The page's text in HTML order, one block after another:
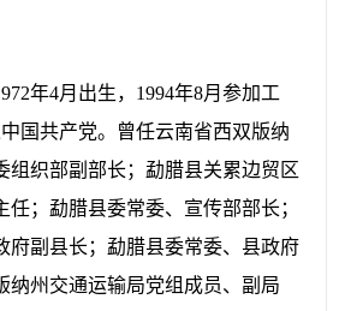
年4月出生，1994年8月参加工
国共产党。曾任云南省西双版纳
组织部副部长；勐腊县关累边贸区
任；勐腊县委常委、宣传部部长；
府副县长；勐腊县委常委、县政府
纳州交通运输局党组成员、副局